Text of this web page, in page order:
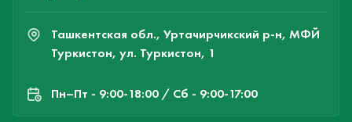
Ташкентская обл., Уртачирчикский р-н, МФЙ
Туркистон, ул. Туркистон, 1
Пн–Пт - 9:00-18:00 / Сб - 9:00-17:00